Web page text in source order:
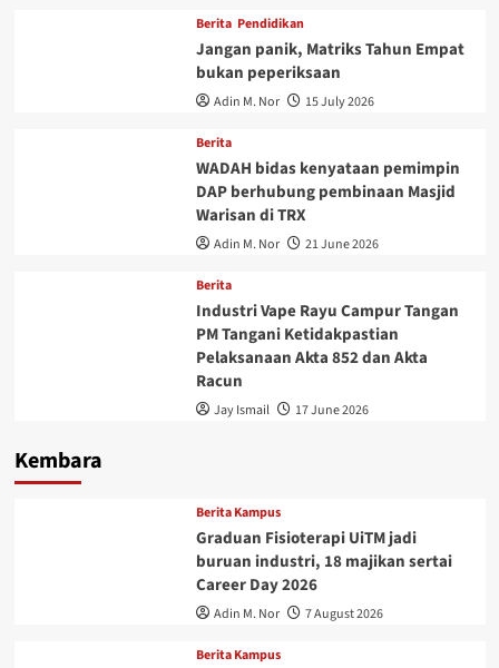
Berita Pendidikan
Jangan panik, Matriks Tahun Empat
bukan peperiksaan
Adin M. Nor 15 July 2026
Berita
WADAH bidas kenyataan pemimpin
DAP berhubung pembinaan Masjid
Warisan di TRX
Adin M. Nor 21 June 2026
Berita
Industri Vape Rayu Campur Tangan
PM Tangani Ketidakpastian
Pelaksanaan Akta 852 dan Akta
Racun
Jay Ismail 17 June 2026
Kembara
Berita Kampus
Graduan Fisioterapi UiTM jadi
buruan industri, 18 majikan sertai
Career Day 2026
Adin M. Nor 7 August 2026
Berita Kampus